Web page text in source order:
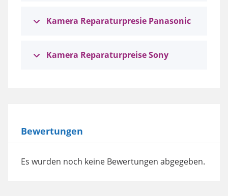
Kamera Reparaturpresie Panasonic
Kamera Reparaturpreise Sony
Bewertungen
Es wurden noch keine Bewertungen abgegeben.